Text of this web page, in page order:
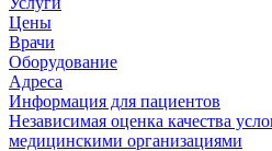
Цены
Врачи
Оборудование
Адреса
Информация для пациентов
Независимая оценка качества
медицинскими организациями